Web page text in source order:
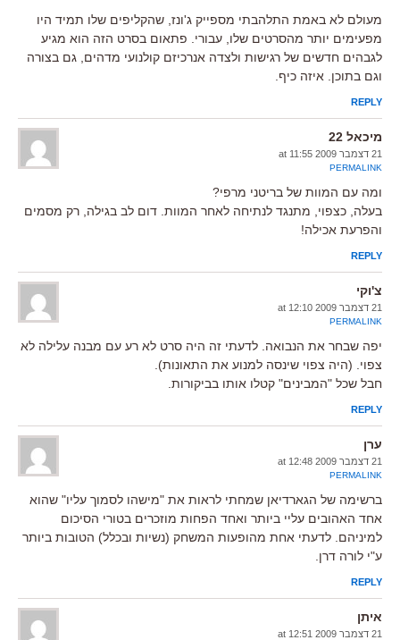
מעולם לא באמת התלהבתי מספייק ג'ונז, שהקליפים שלו תמיד היו
מפעימים יותר מהסרטים שלו, עבורי. פתאום בסרט הזה הוא מגיע
לגבהים חדשים של רגישות ולצדה אנרכיזם קולנועי מדהים, גם בצורה
וגם בתוכן. איזה כיף.
REPLY
מיכאל 22
21 דצמבר 2009 at 11:55
PERMALINK
ומה עם המוות של בריטני מרפי?
בעלה, כצפוי, מתנגד לנתיחה לאחר המוות. דום לב בגילה, רק מסמים
והפרעת אכילה!
REPLY
צ'וקי
21 דצמבר 2009 at 12:10
PERMALINK
יפה שבחר את הנבואה. לדעתי זה היה סרט לא רע עם מבנה עלילה לא
צפוי. (היה צפוי שינסה למנוע את התאונות).
חבל שכל "המבינים" קטלו אותו בביקורות.
REPLY
ערן
21 דצמבר 2009 at 12:48
PERMALINK
ברשימה של הגארדיאן שמחתי לראות את "מישהו לסמוך עליו" שהוא
אחד האהובים עליי ביותר ואחד הפחות מוזכרים בטורי הסיכום
למיניהם. לדעתי אחת מהופעות המשחק (נשיות ובכלל) הטובות ביותר
ע"י לורה דרן.
REPLY
איתן
21 דצמבר 2009 at 12:51